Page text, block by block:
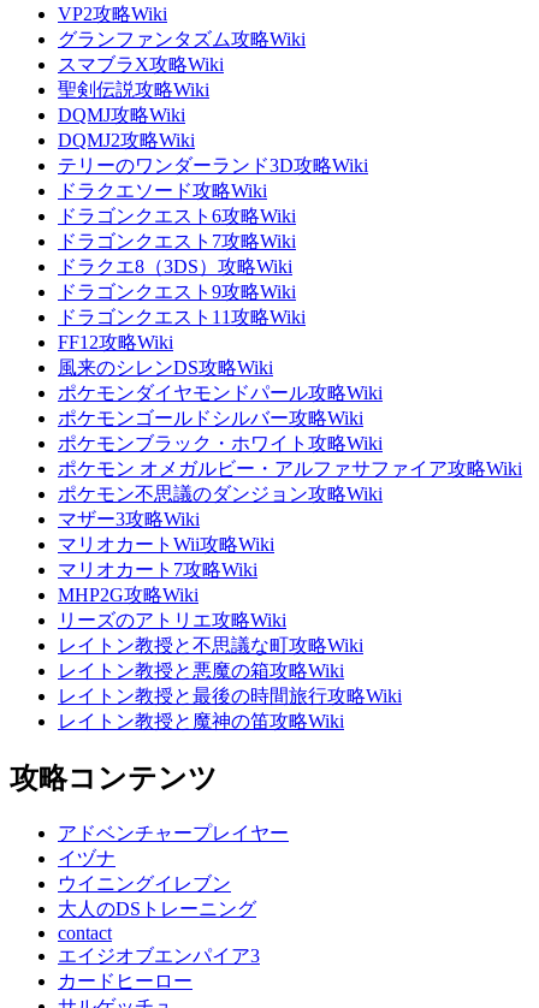
VP2攻略Wiki
グランファンタズム攻略Wiki
スマブラX攻略Wiki
聖剣伝説攻略Wiki
DQMJ攻略Wiki
DQMJ2攻略Wiki
テリーのワンダーランド3D攻略Wiki
ドラクエソード攻略Wiki
ドラゴンクエスト6攻略Wiki
ドラゴンクエスト7攻略Wiki
ドラクエ8（3DS）攻略Wiki
ドラゴンクエスト9攻略Wiki
ドラゴンクエスト11攻略Wiki
FF12攻略Wiki
風来のシレンDS攻略Wiki
ポケモンダイヤモンドパール攻略Wiki
ポケモンゴールドシルバー攻略Wiki
ポケモンブラック・ホワイト攻略Wiki
ポケモン オメガルビー・アルファサファイア攻略Wiki
ポケモン不思議のダンジョン攻略Wiki
マザー3攻略Wiki
マリオカートWii攻略Wiki
マリオカート7攻略Wiki
MHP2G攻略Wiki
リーズのアトリエ攻略Wiki
レイトン教授と不思議な町攻略Wiki
レイトン教授と悪魔の箱攻略Wiki
レイトン教授と最後の時間旅行攻略Wiki
レイトン教授と魔神の笛攻略Wiki
攻略コンテンツ
アドベンチャープレイヤー
イヅナ
ウイニングイレブン
大人のDSトレーニング
contact
エイジオブエンパイア3
カードヒーロー